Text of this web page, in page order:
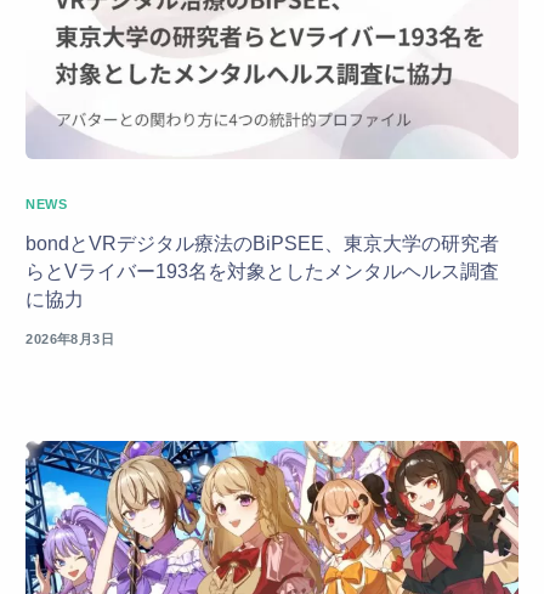
NEWS
bondとVRデジタル療法のBiPSEE、東京大学の研究者
らとVライバー193名を対象としたメンタルヘルス調査
に協力
2026年8月3日